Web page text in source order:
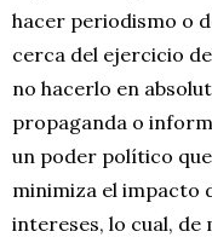
hacer periodismo o
cerca del ejercicio
no hacerlo en
propaganda o
un poder político
minimiza el impacto
intereses, lo cual, de